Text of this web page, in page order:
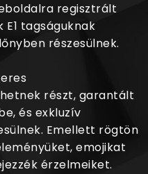
regisztrált
tagságuknak
részesülnek.
részt, garantált
és exkluzív
Emellett rögtön
emojikat
érzelmeiket.